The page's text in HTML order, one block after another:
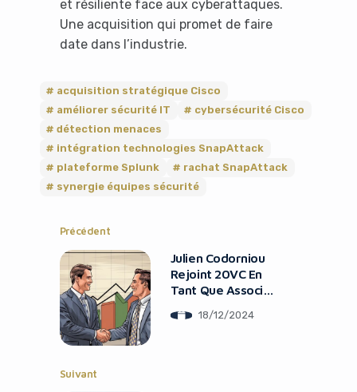
et résiliente face aux cyberattaques.
Une acquisition qui promet de faire
date dans l’industrie.
acquisition stratégique Cisco
améliorer sécurité IT
cybersécurité Cisco
détection menaces
intégration technologies SnapAttack
plateforme Splunk
rachat SnapAttack
synergie équipes sécurité
Précédent
Julien Codorniou
Rejoint 20VC En
Tant Que Associé
18/12/2024
Suivant
Yes, I will turn off Ad-Blocker
No Thanks